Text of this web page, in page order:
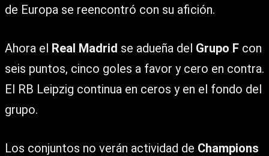
de Europa se reencontró con su afición.
Ahora el Real Madrid se adueña del Grupo F con
seis puntos, cinco goles a favor y cero en contra.
El RB Leipzig continua en ceros y en el fondo del
grupo.
Los conjuntos no verán actividad de Champions